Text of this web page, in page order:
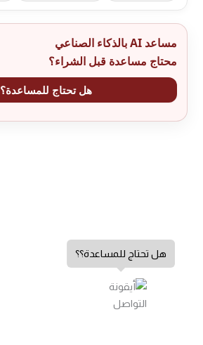
مساعد AI بالذكاء الصناعي
محتاج مساعدة قبل الشراء؟
هل تحتاج للمساعدة؟
هل تحتاج للمساعدة؟؟